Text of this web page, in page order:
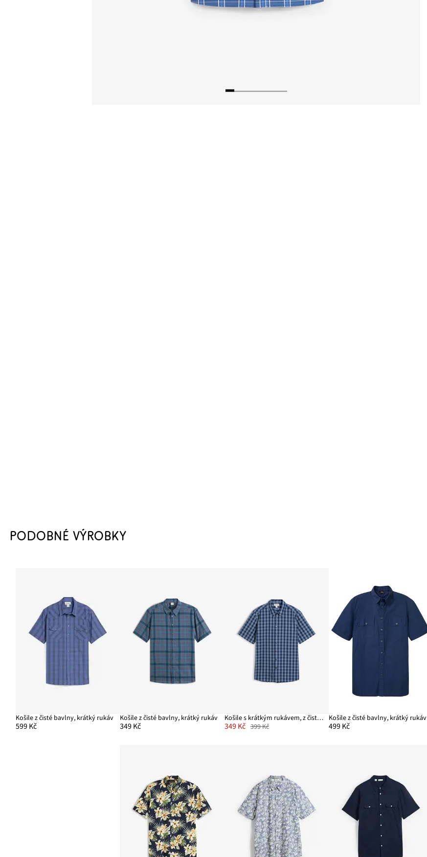
PODOBNÉ VÝROBKY
Košile z čisté bavlny, krátký rukáv
599 Kč
Košile z čisté bavlny, krátký rukáv
349 Kč
Košile s krátkým rukávem, z čisté bavlny
349 Kč 399 Kč
Košile z čisté bavlny, krátký rukáv
499 Kč